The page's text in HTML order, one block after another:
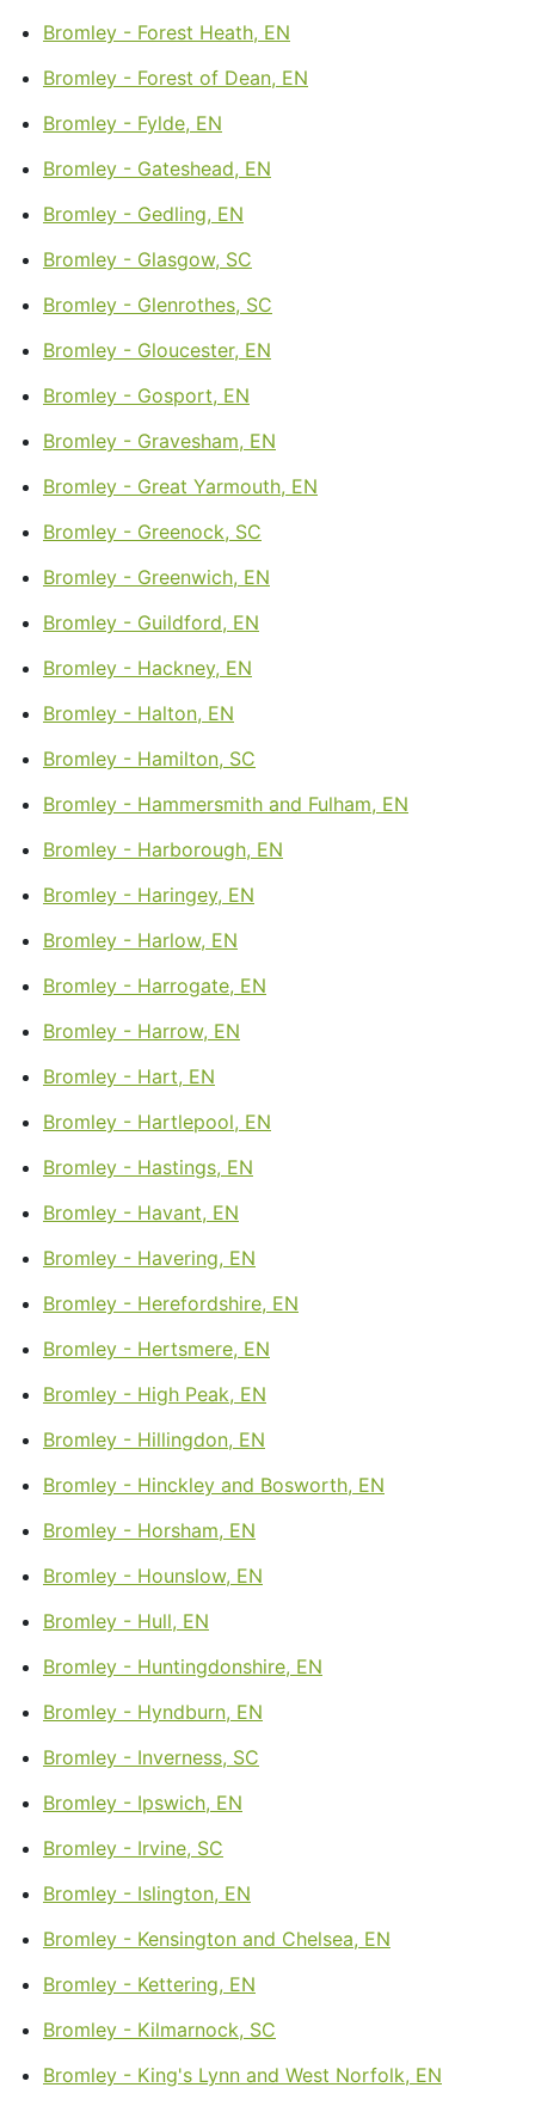
Bromley - Forest Heath, EN
Bromley - Forest of Dean, EN
Bromley - Fylde, EN
Bromley - Gateshead, EN
Bromley - Gedling, EN
Bromley - Glasgow, SC
Bromley - Glenrothes, SC
Bromley - Gloucester, EN
Bromley - Gosport, EN
Bromley - Gravesham, EN
Bromley - Great Yarmouth, EN
Bromley - Greenock, SC
Bromley - Greenwich, EN
Bromley - Guildford, EN
Bromley - Hackney, EN
Bromley - Halton, EN
Bromley - Hamilton, SC
Bromley - Hammersmith and Fulham, EN
Bromley - Harborough, EN
Bromley - Haringey, EN
Bromley - Harlow, EN
Bromley - Harrogate, EN
Bromley - Harrow, EN
Bromley - Hart, EN
Bromley - Hartlepool, EN
Bromley - Hastings, EN
Bromley - Havant, EN
Bromley - Havering, EN
Bromley - Herefordshire, EN
Bromley - Hertsmere, EN
Bromley - High Peak, EN
Bromley - Hillingdon, EN
Bromley - Hinckley and Bosworth, EN
Bromley - Horsham, EN
Bromley - Hounslow, EN
Bromley - Hull, EN
Bromley - Huntingdonshire, EN
Bromley - Hyndburn, EN
Bromley - Inverness, SC
Bromley - Ipswich, EN
Bromley - Irvine, SC
Bromley - Islington, EN
Bromley - Kensington and Chelsea, EN
Bromley - Kettering, EN
Bromley - Kilmarnock, SC
Bromley - King's Lynn and West Norfolk, EN